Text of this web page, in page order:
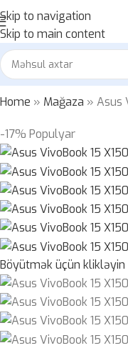
Skip to navigation
Skip to main content
Home » Mağaza » Asus
-17% Populyar
Böyütmək üçün klikləyin